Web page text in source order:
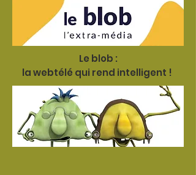
Le blob :
la webtélé qui rend intelligent !